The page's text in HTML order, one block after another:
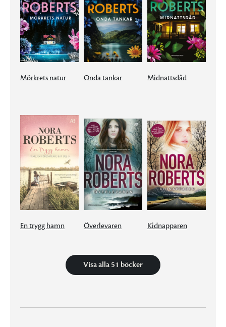
Mörkrets natur Onda tankar Midnattsdåd
En trygg hamn Överlevaren Kidnapparen
Visa alla 51 böcker